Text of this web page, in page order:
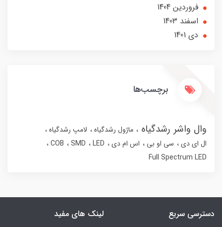
فروردین 1404
اسفند 1403
دی 1401
برچسب‌ها
وال واشر رشدگیاه ماژول رشدگیاه
لامپ رشدگیاه
ال ای دی
سی او بی اس ام دی LED
SMD
COB
Full Spectrum LED
دسترسی سریع لینک های مفید